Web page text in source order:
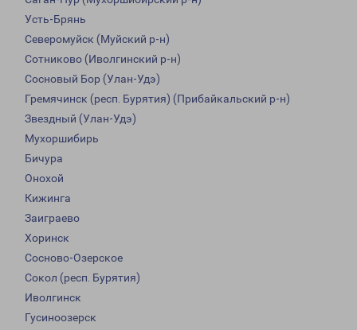
Усть-Брянь
Северомуйск (Муйский р-н)
Сотниково (Иволгинский р-н)
Сосновый Бор (Улан-Удэ)
Гремячинск (респ. Бурятия) (Прибайкальский р-н)
Звездный (Улан-Удэ)
Мухоршибирь
Бичура
Онохой
Кижинга
Заиграево
Хоринск
Сосново-Озерское
Сокол (респ. Бурятия)
Иволгинск
Гусиноозерск